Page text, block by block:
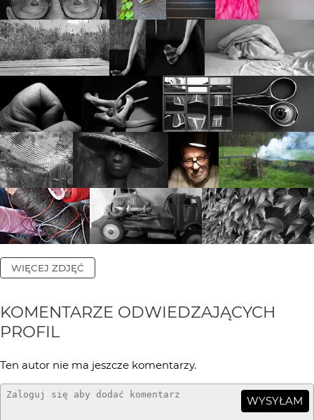
WIĘCEJ ZDJĘĆ
KOMENTARZE ODWIEDZAJĄCYCH
PROFIL
Ten autor nie ma jeszcze komentarzy.
WYSYŁAM